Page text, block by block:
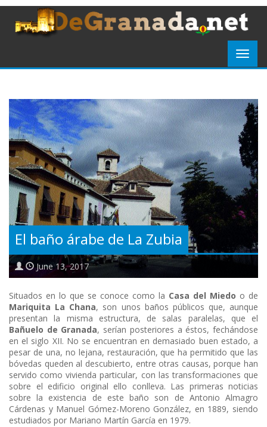
El baño árabe de La Zubia
June 13, 2017
Situados en lo que se conoce como la Casa del Miedo o de
Mariquita La Chana, son unos baños públicos que, aunque
presentan la misma estructura, de salas paralelas, que el
Bañuelo de Granada, serían posteriores a éstos, fechándose
en el siglo XII. No se encuentran en demasiado buen estado, a
pesar de una, no lejana, restauración, que ha permitido que las
bóvedas queden al descubierto, entre otras causas, porque han
servido como vivienda particular, con las transformaciones que
sobre el edificio original ello conlleva. Las primeras noticias
sobre la existencia de este baño son de Antonio Almagro
Cárdenas y Manuel Gómez-Moreno González, en 1889, siendo
estudiados por Mariano Martín García en 1979.